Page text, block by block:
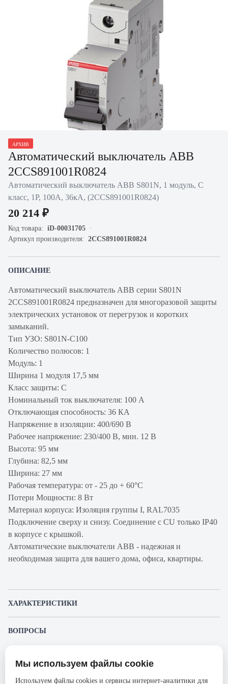
АРХИВ
Автоматический выключатель ABB
2CCS891001R0824
Автоматический выключатель ABB S801N, 1 модуль, C
класс, 1P, 100А, 36кА, (2CCS891001R0824)
20 214 ₽
Код товара: iD-00031705
Артикул производителя: 2CCS891001R0824
ОПИСАНИЕ
Автоматический выключатель ABB серии S801N
2CCS891001R0824 предназначен для многоразовой защиты
электрических установок от перегрузок и коротких
замыканий.
Тип УЗО: S801N-С100
Количество полюсов: 1
Модуль: 1
Ширина 1 модуля 17,5 мм
Класс защиты: С
Номинальный ток выключателя: 100 А
Отключающая способность: 36 КА
Напряжение в изоляции: 400/690 В
Рабочее напряжение: 230/400 В, мин. 12 В
Высота: 95 мм
Глубина: 82,5 мм
Ширина: 27 мм
Рабочая температура: от - 25 до + 60°С
Потери Мощности: 8 Вт
Материал корпуса: Изоляция группы I, RAL7035
Подключение сверху и снизу. Соединение с CU только IP40
в корпусе с крышкой.
Автоматические выключатели ABB - надежная и
необходимая защита для вашего дома, офиса, квартиры.
ХАРАКТЕРИСТИКИ
Производитель
ВОПРОСЫ
Представленные изображения и характеристики могут отличаться от реального
Мы используем файлы cookie
Используем файлы cookies и сервисы интернет-аналитики для